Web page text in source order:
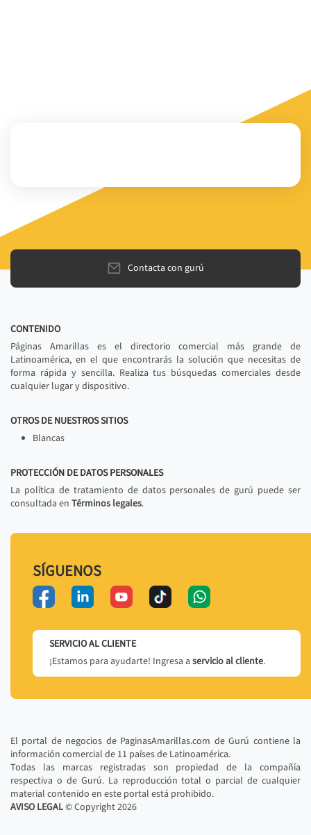
Contacta con gurú
CONTENIDO
Páginas Amarillas es el directorio comercial más grande de
Latinoamérica, en el que encontrarás la solución que necesitas de
forma rápida y sencilla. Realiza tus búsquedas comerciales desde
cualquier lugar y dispositivo.
OTROS DE NUESTROS SITIOS
Blancas
PROTECCIÓN DE DATOS PERSONALES
La política de tratamiento de datos personales de gurú puede ser
consultada en Términos legales.
SÍGUENOS
SERVICIO AL CLIENTE
¡Estamos para ayudarte! Ingresa a servicio al cliente.
El portal de negocios de PaginasAmarillas.com de Gurú contiene la
información comercial de 11 países de Latinoamérica.
Todas las marcas registradas son propiedad de la compañía
respectiva o de Gurú. La reproducción total o parcial de cualquier
material contenido en este portal está prohibido.
AVISO LEGAL© Copyright2026